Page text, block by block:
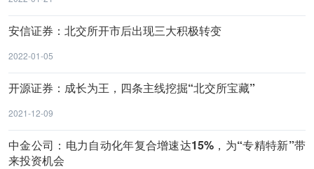
安信证券：北交所开市后出现三大积极转变
2022-01-05
开源证券：成长为王，四条主线挖掘“北交所宝藏”
2021-12-09
中金公司：电力自动化年复合增速达15%，为“专精特新”带
来投资机会